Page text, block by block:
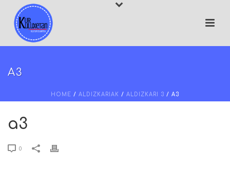
A3
HOME / ALDIZKARIAK / ALDIZKARI 3 / A3
a3
0